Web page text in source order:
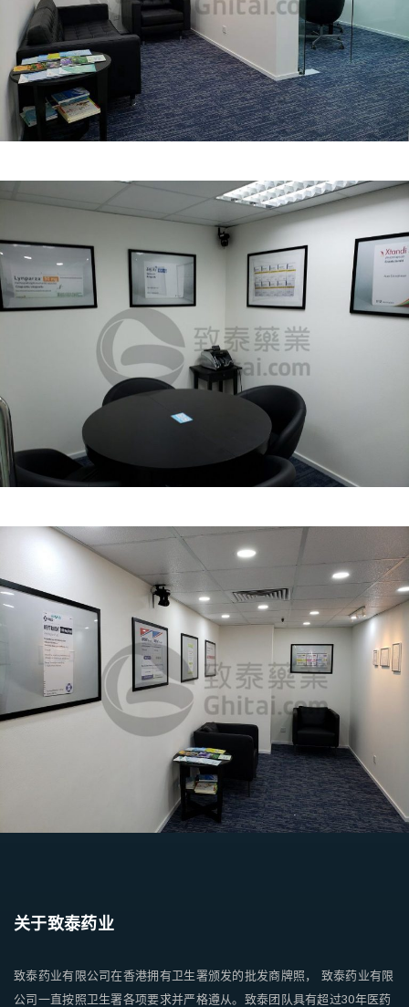
关于致泰药业
致泰药业有限公司在香港拥有卫生署颁发的批发商牌照， 致泰药业有限
公司一直按照卫生署各项要求并严格遵从。致泰团队具有超过30年医药